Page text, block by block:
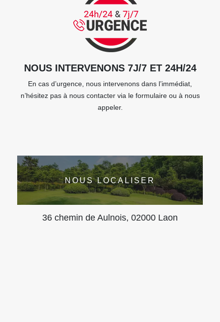
NOUS INTERVENONS 7J/7 ET 24H/24
En cas d’urgence, nous intervenons dans l’immédiat,
n’hésitez pas à nous contacter via le formulaire ou à nous
appeler.
NOUS LOCALISER
36 chemin de Aulnois, 02000 Laon